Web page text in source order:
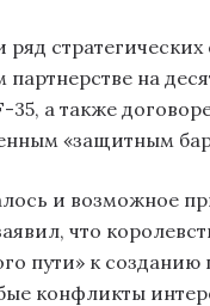
на
35, а также
«защитным
и возможное
что
пути» к
конфликты